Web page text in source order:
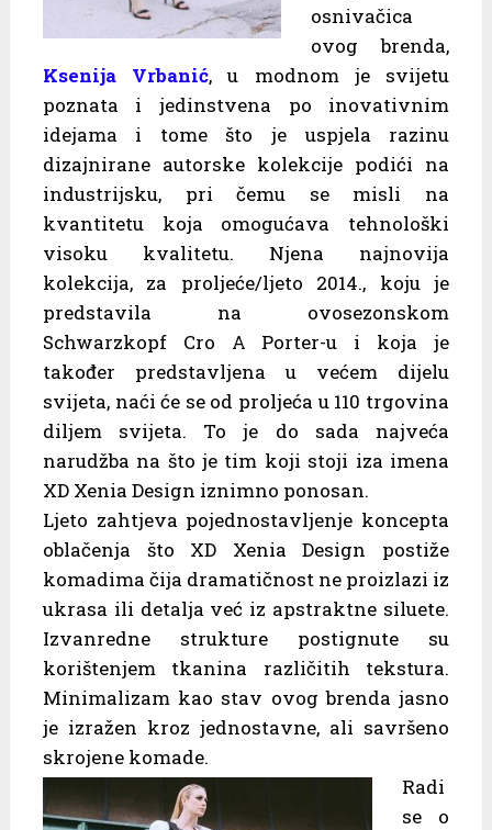
osnivačica
ovog brenda,
Ksenija Vrbanić, u modnom je svijetu
poznata i jedinstvena po inovativnim
idejama i tome što je uspjela razinu
dizajnirane autorske kolekcije podići na
industrijsku, pri čemu se misli na
kvantitetu koja omogućava tehnološki
visoku kvalitetu. Njena najnovija
kolekcija, za proljeće/ljeto 2014., koju je
predstavila na ovosezonskom
Schwarzkopf Cro A Porter-u i koja je
također predstavljena u većem dijelu
svijeta, naći će se od proljeća u 110 trgovina
diljem svijeta. To je do sada najveća
narudžba na što je tim koji stoji iza imena
XD Xenia Design iznimno ponosan.
Ljeto zahtjeva pojednostavljenje koncepta
oblačenja što XD Xenia Design postiže
komadima čija dramatičnost ne proizlazi iz
ukrasa ili detalja već iz apstraktne siluete.
Izvanredne strukture postignute su
korištenjem tkanina različitih tekstura.
Minimalizam kao stav ovog brenda jasno
je izražen kroz jednostavne, ali savršeno
skrojene komade.
Radi
se o